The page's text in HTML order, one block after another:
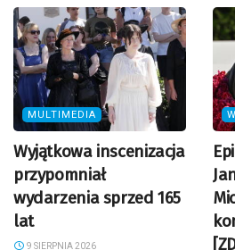
MULTIMEDIA
Wyjątkowa inscenizacja
przypomniał
wydarzenia sprzed 165
lat
9 SIERPNIA 2026